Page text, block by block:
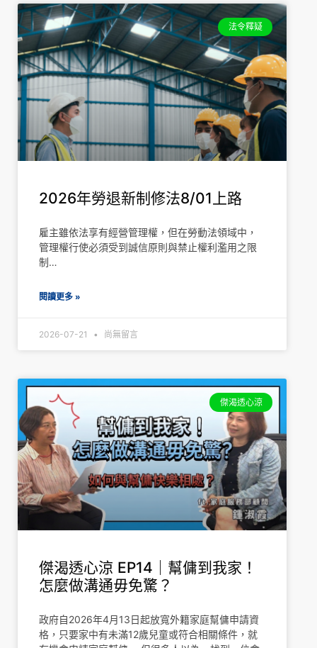
法令釋疑
2026年勞退新制修法8/01上路
雇主雖依法享有經營管理權，但在勞動法領域中，
管理權行使必須受到誠信原則與禁止權利濫用之限
制…
閱讀更多 »
2026-07-21 尚無留言
傑渴透心涼
傑渴透心涼 EP14｜幫傭到我家！
怎麼做溝通毋免驚？
政府自2026年4月13日起放寬外籍家庭幫傭申請資
格，只要家中有未滿12歲兒童或符合相關條件，就